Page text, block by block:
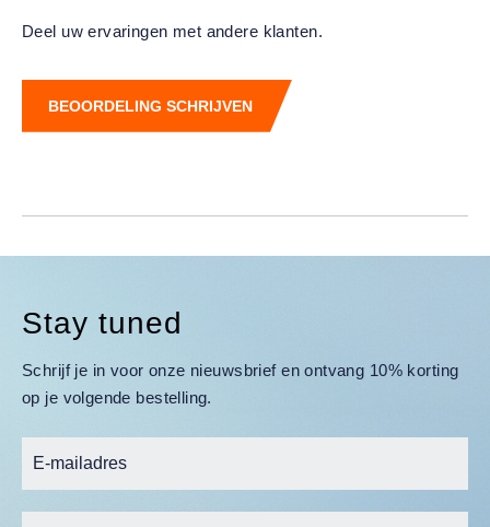
Deel uw ervaringen met andere klanten.
BEOORDELING SCHRIJVEN
Stay tuned
Schrijf je in voor onze nieuwsbrief en ontvang 10% korting
op je volgende bestelling.